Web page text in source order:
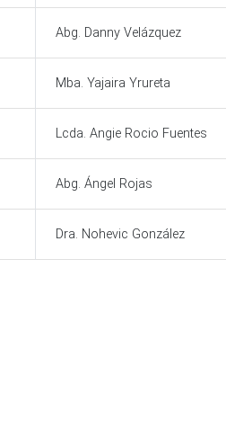
Abg. Danny Velázquez
Mba. Yajaira Yrureta
Lcda. Angie Rocio Fuentes
Abg. Ángel Rojas
Dra. Nohevic González